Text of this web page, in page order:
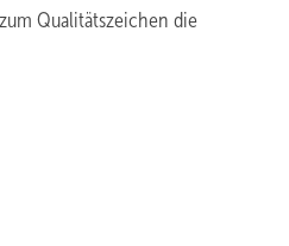
Qualitätszeichen die